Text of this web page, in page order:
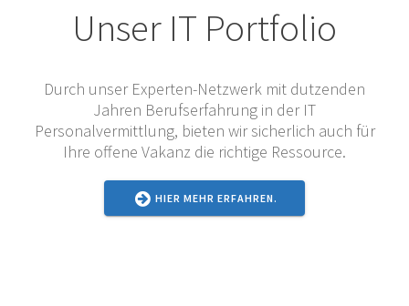
Unser IT Portfolio
Durch unser Experten-Netzwerk mit dutzenden
Jahren Berufserfahrung in der IT
Personalvermittlung, bieten wir sicherlich auch für
Ihre offene Vakanz die richtige Ressource.
HIER MEHR ERFAHREN.